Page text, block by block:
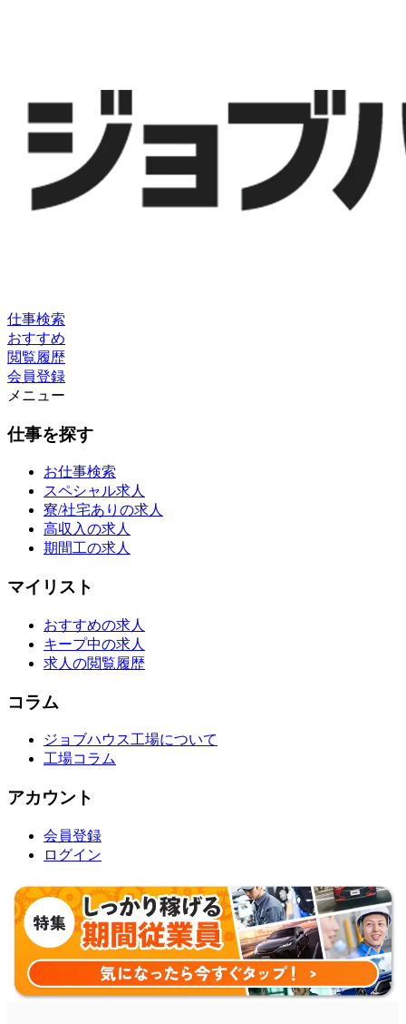
仕事検索
おすすめ
閲覧履歴
会員登録
メニュー
仕事を探す
お仕事検索
スペシャル求人
寮/社宅ありの求人
高収入の求人
期間工の求人
マイリスト
おすすめの求人
キープ中の求人
求人の閲覧履歴
コラム
ジョブハウス工場について
工場コラム
アカウント
会員登録
ログイン